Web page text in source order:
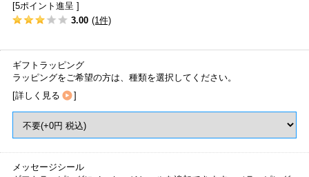
[5ポイント進呈 ]
3.00 (1件)
ギフトラッピング
ラッピングをご希望の方は、種類を選択してください。
[詳しく見る ]
メッセージシール